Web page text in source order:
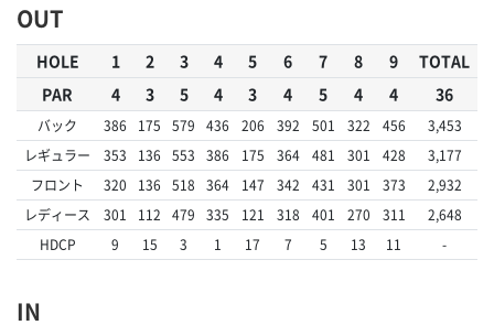
OUT
HOLE 1 2 3 4 5 6 7 8 9
TOTAL
PAR
4 3 5 4 3 4 5 4 4 36
バック 386 175 579 436 206 392 501 322 456
3,453
レギュラー
353 136 553 386 175 364 481 301 428
3,177
フロント
320 136 518 364 147 342 431 301 373
2,932
レディース
301 112 479 335 121 318 401 270 311
2,648
HDCP
9 15 3 1 17 7 5 13 11 -
IN